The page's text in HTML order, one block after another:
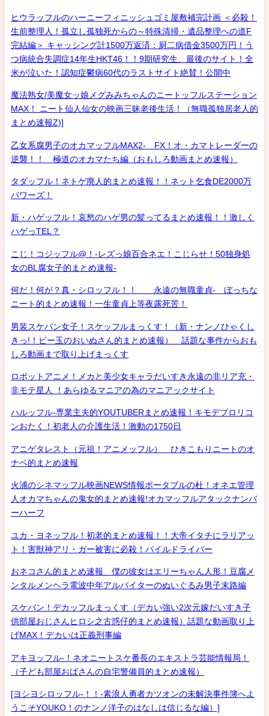
ヒウラッフルのハーニーフィニッシュゴミ屋敷補完計画 ＜必殺！
生前整理人！孤立し孤独死からの～特殊清掃・遺品整理への道F
完結編＞ キャッシング計1500万返済：厨二病借金3500万円！う
つ病統合失調症14年生HKT46！！9期研究生、最後のサイト！全
米が泣いた！認知症鬱病60代のラストサイト絶賛！公開中
魔法熟女/美魔女ッ娘メグみみちゃんのニートッフルステーション
MAX！ ニート仙人仙女の映画三昧老後生活！（無職孤独居老人的
まとめ速報Z)]
乙女系腐男子のオカマッフルMAX2- FX！オ・カマトレーダーの
逆襲！！ 極道のオカマたち編（おもしろ動画まとめ速報）
タダッフル！ネトゲ廃人的まとめ速報！！ネット乞食DE2000万
パワーズ！
新・ハゲッフル！哀愁のハゲ男の髪ってるまとめ速報！！激しく
ハゲっTEL？
こじ！コジッフル@！-レズっ娘百合ネエ！こじらせ！50独身処
女のBL腐女子的まとめ速報-
何だ！何が？真・シロッフル！！ 永遠の無職童貞- ぼっちな
ニート的まとめ速報！一生童貞上等夜露死苦！
男装スケバン女子！スケッフルまっくす！（新・ナンノひゃくし
きっ!！ビー玉のおいぬさん的まとめ速報） 話題な事件からおも
しろ動画まで取り上げまっくす
ロボットアニメ！メカと美少女キャラだいすき永遠の非リア充・
非モテ星人 ！あらゆるマニアの為のマニアックサイト
ハルッフル-専業主夫的YOUTUBERまとめ速報！キモデブロリコ
ンおたく！初老人の介護生活！激動の1750日
アニゲタレスト（元祖！アニメッフル） ひきこもりニートのオ
ナベ的まとめ速報
火浦のシネマッフル映画NEWS情報ポータブルの杜！オネエ管理
人オカマちゃんの鬼女的まとめ速報!オカマッフルアタックナンバ
ーハーフ
ユカ・ヨネッフル！初老的まとめ速報！！大帝イタチにラリアッ
ト！害獣神アリ・ガー被害に必殺！パイルドライバー
おネコさん的まとめ速報 僕の彼女はエリーちゃん人形！豆腐メ
ンタルメンヘラ電波中年アルバイターのぬいぐるみ男子末路編
スケバン！デカッフルまっくす（デカい強い2次元嫁だいすき子
供部屋おじさんヒロシ之古惑仔的まとめ速報）話題な動画取り上
げMAX！デカいは正義刑事編
アキヨッフル-！ネオニートスケ番長のエキストラ芸能情報局！
（子ども部屋おばさんの自宅警備員的まとめ速報）
[ヨシヨシロッフル-！！-素浪人勇者カツオンの未解決事件簿へよ
うこそYOUKO！のナンノ洋子のはなしは信じるな編）]